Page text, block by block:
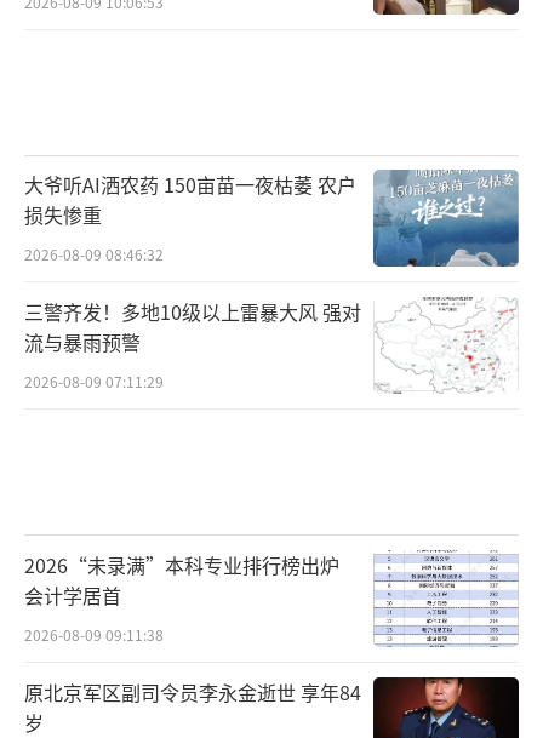
大爷听AI洒农药 150亩苗一夜枯萎 农户
损失惨重
2026-08-09 08:46:32
三警齐发！多地10级以上雷暴大风 强对
流与暴雨预警
2026-08-09 07:11:29
2026“未录满”本科专业排行榜出炉
会计学居首
2026-08-09 09:11:38
原北京军区副司令员李永金逝世 享年84
岁